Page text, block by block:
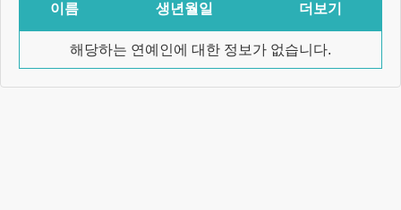
이름 생년월일 더보기
해당하는 연예인에 대한 정보가 없습니다.